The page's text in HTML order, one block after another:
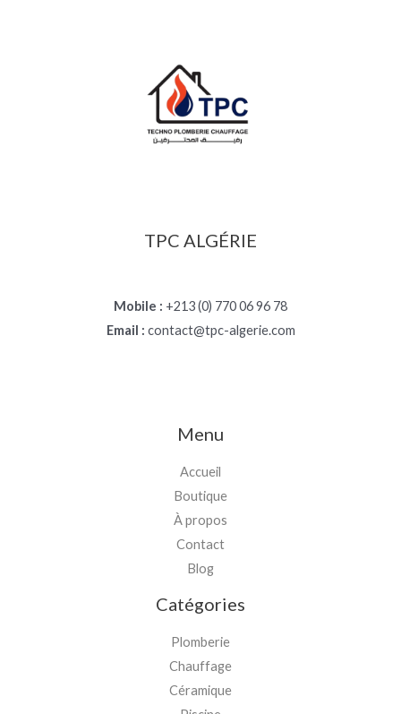
TPC ALGÉRIE
Mobile : +213 (0) 770 06 96 78
Email : contact@tpc-algerie.com
Menu
Accueil
Boutique
À propos
Contact
Blog
Catégories
Plomberie
Chauffage
Céramique